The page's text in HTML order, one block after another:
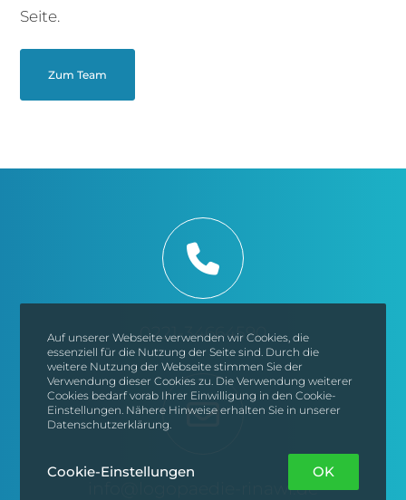
Seite.
Zum Team
0221-34664590
info@logopaedie-rinawi.de
Auf unserer Webseite verwenden wir Cookies, die
essenziell für die Nutzung der Seite sind. Durch die
weitere Nutzung der Webseite stimmen Sie der
Verwendung dieser Cookies zu. Die Verwendung weiterer
Cookies bedarf vorab Ihrer Einwilligung in den Cookie-
Einstellungen. Nähere Hinweise erhalten Sie in unserer
Datenschutzerklärung.
Cookie-Einstellungen OK